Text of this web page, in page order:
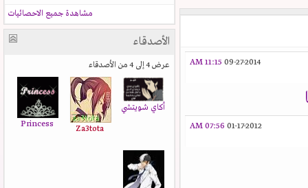
09-27-2014
11:15 AM
01-17-2012
07:56 AM
مشاهدة جميع الاحصائيات
الأصدقاء
عرض 4 إلى 4 من الأصدقاء
أكاي شويتشي
Za3tota
Princess